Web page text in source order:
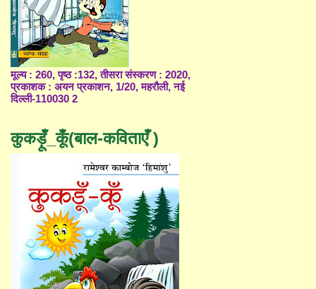
मूल्य : 260, पृष्ठ :132, तीसरा संस्करण : 2020,
प्रकाशक : अयन प्रकाशन, 1/20, महरौली, नई
दिल्ली-110030 2
कुकड़ूँ_कूँ(बाल-कविताएँ )